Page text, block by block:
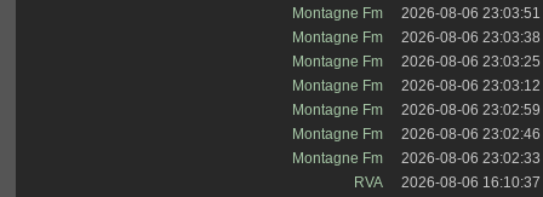
Montagne Fm
2026-08-06 23:03:51
Montagne Fm
2026-08-06 23:03:38
Montagne Fm
2026-08-06 23:03:25
Montagne Fm
2026-08-06 23:03:12
Montagne Fm
2026-08-06 23:02:59
Montagne Fm
2026-08-06 23:02:46
Montagne Fm
2026-08-06 23:02:33
RVA
2026-08-06 16:10:37